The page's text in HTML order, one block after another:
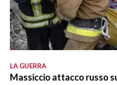
LA GUERRA
Massiccio attacco russo